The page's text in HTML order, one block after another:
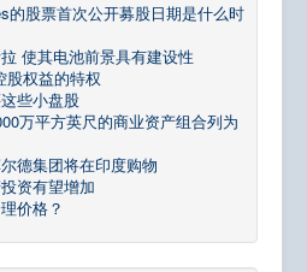
的股票首次公开募股日期是什么时
使其电池前景具有建设性
股权益的特权
些小盘股
万平方英尺的商业资产组合列为
德集团将在印度购物
资有望增加
价格？